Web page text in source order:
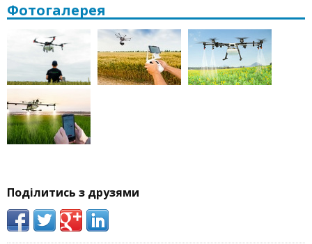
Фотогалерея
Поділитись з друзями